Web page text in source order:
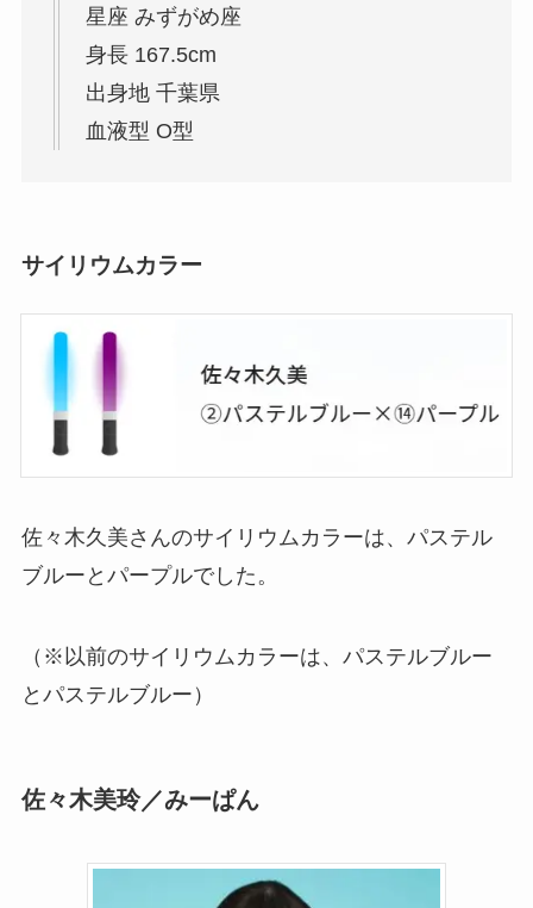
星座 みずがめ座
身長 167.5cm
出身地 千葉県
血液型 O型
サイリウムカラー
佐々木久美さんのサイリウムカラーは、パステル
ブルーとパープルでした。
（※以前のサイリウムカラーは、パステルブルー
とパステルブルー）
佐々木美玲／みーぱん